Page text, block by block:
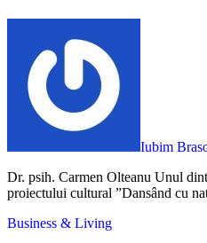
Iubim
Dr. psih. Carmen Olteanu Unul dintre obiectivele specifice ale
proiectului cultural ”Dansând cu
Business & Living